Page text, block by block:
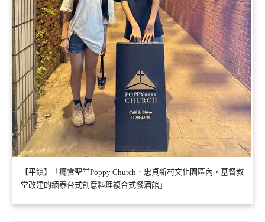
【平鎮】「癮食聖堂Poppy Church．忠貞新村文化園區內，基督教
堂改建的緬泰台式創意料理複合式餐酒館」